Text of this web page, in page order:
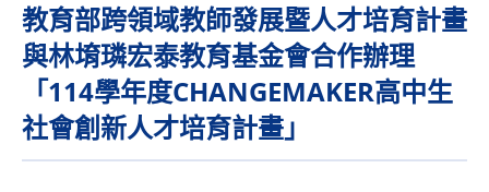
教育部跨領域教師發展暨人才培育計畫
與林堉璘宏泰教育基金會合作辦理
「114學年度CHANGEMAKER高中生
社會創新人才培育計畫」